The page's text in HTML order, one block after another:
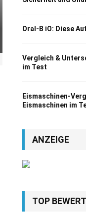
Oral-B iO: Diese
Vergleich &
im Test
Eismaschinen-
Eismaschinen im
ANZEIGE
TOP